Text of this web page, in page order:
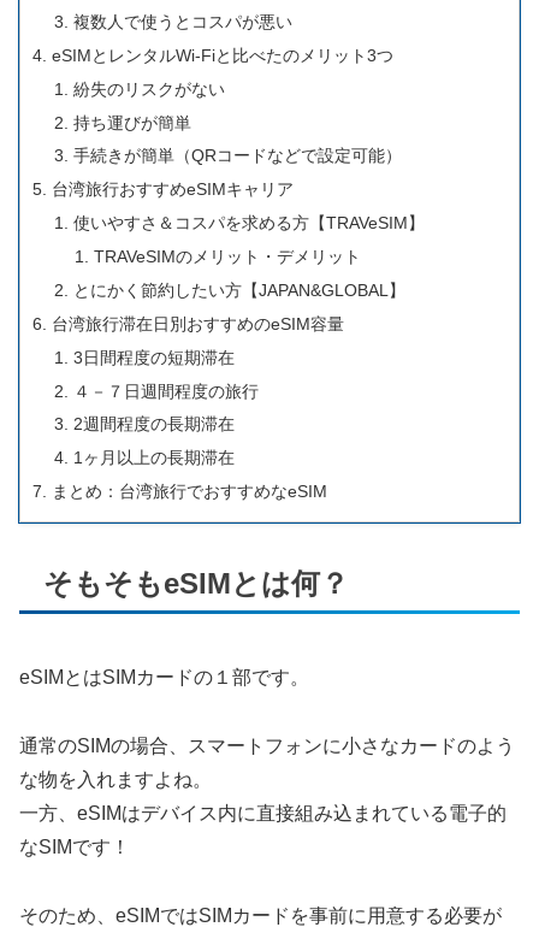
複数人で使うとコスパが悪い
eSIMとレンタルWi-Fiと比べたのメリット3つ
紛失のリスクがない
持ち運びが簡単
手続きが簡単（QRコードなどで設定可能）
台湾旅行おすすめeSIMキャリア
使いやすさ＆コスパを求める方【TRAVeSIM】
TRAVeSIMのメリット・デメリット
とにかく節約したい方【JAPAN&GLOBAL】
台湾旅行滞在日別おすすめのeSIM容量
3日間程度の短期滞在
４－７日週間程度の旅行
2週間程度の長期滞在
1ヶ月以上の長期滞在
まとめ：台湾旅行でおすすめなeSIM
そもそもeSIMとは何？
eSIMとはSIMカードの１部です。
通常のSIMの場合、スマートフォンに小さなカードのよう
な物を入れますよね。
一方、eSIMはデバイス内に直接組み込まれている電子的
なSIMです！
そのため、eSIMではSIMカードを事前に用意する必要が